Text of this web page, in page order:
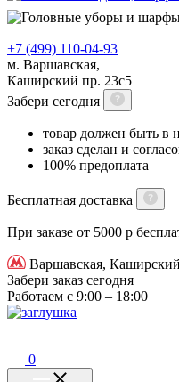
+7 (499) 110-04-93
м. Варшавская,
Каширский пр. 23с5
Забери сегодня
товар должен быть в
заказ сделан и
100% предоплата
Бесплатная доставка
При заказе от 5000 р
Варшавская,
Забери заказ сегодня
Работаем с 9:00 – 18:00
0